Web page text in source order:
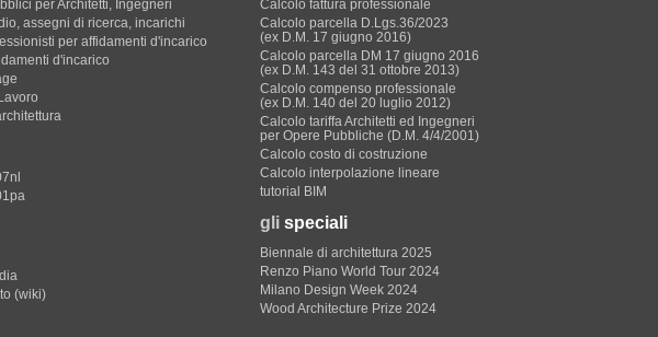
per Architetti, Ingegneri
assegni di ricerca, incarichi
per affidamenti d'incarico
d'incarico
(wiki)
Calcolo fattura professionale
Calcolo parcella D.Lgs.36/2023
(ex D.M. 17 giugno 2016)
Calcolo parcella DM 17 giugno 2016
(ex D.M. 143 del 31 ottobre 2013)
Calcolo compenso professionale
(ex D.M. 140 del 20 luglio 2012)
Calcolo tariffa Architetti ed Ingegneri
per Opere Pubbliche (D.M. 4/4/2001)
Calcolo costo di costruzione
Calcolo interpolazione lineare
tutorial BIM
gli speciali
Biennale di architettura 2025
Renzo Piano World Tour 2024
Milano Design Week 2024
Wood Architecture Prize 2024